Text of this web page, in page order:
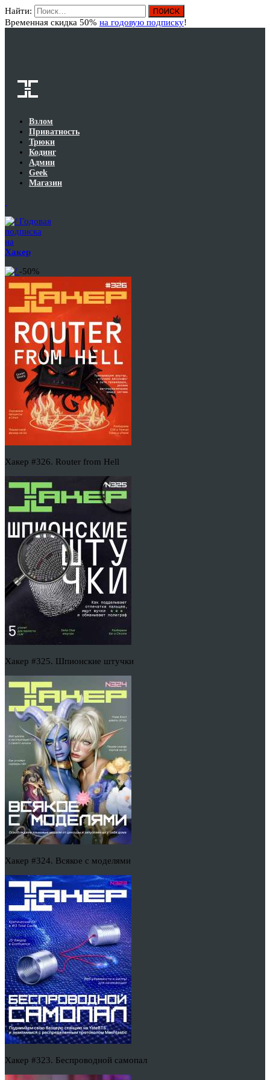
Найти:
Временная скидка 50% на годовую подписку!
Взлом
Приватность
Трюки
Кодинг
Админ
Geek
Магазин
Годовая
подписка
на
Хакер
-50%
Хакер #326. Router from Hell
Хакер #325. Шпионские штучки
Хакер #324. Всякое с моделями
Хакер #323. Беспроводной самопал